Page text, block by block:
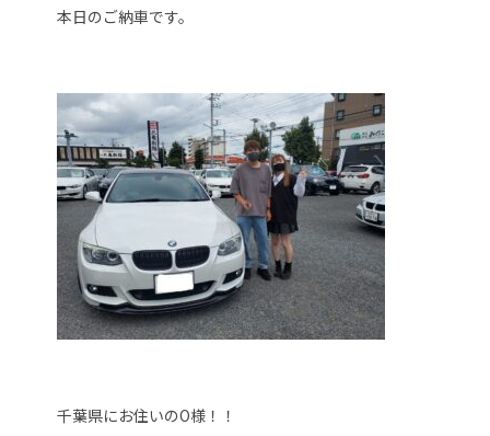
会社概要
本日のご納車です。
千葉県にお住いのO様！！